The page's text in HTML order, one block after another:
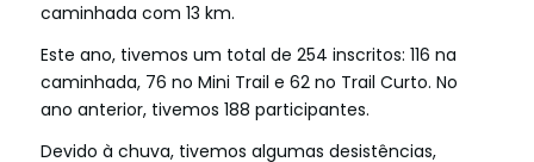
caminhada com 13 km.
Este ano, tivemos um total de 254 inscritos: 116 na
caminhada, 76 no Mini Trail e 62 no Trail Curto. No
ano anterior, tivemos 188 participantes.
Devido à chuva, tivemos algumas desistências,